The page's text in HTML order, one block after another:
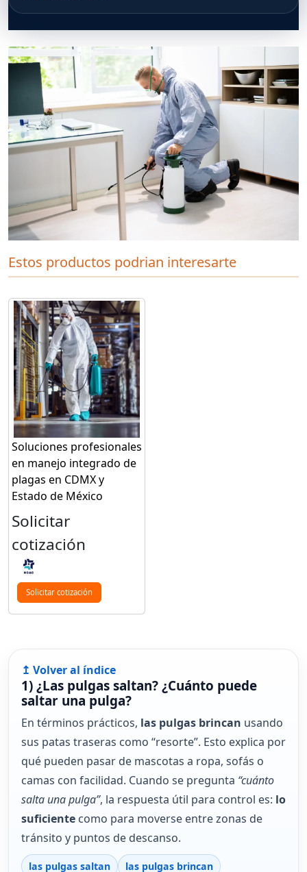
Estos productos podrian interesarte
Soluciones profesionales
en manejo integrado de
plagas en CDMX y
Estado de México
Solicitar
cotización
Solicitar cotización
↥ Volver al índice
1) ¿Las pulgas saltan? ¿Cuánto puede
saltar una pulga?
En términos prácticos, las pulgas brincan usando
sus patas traseras como “resorte”. Esto explica por
qué pueden pasar de mascotas a ropa, sofás o
camas con facilidad. Cuando se pregunta “cuánto
salta una pulga”, la respuesta útil para control es: lo
suficiente como para moverse entre zonas de
tránsito y puntos de descanso.
las pulgas saltan las pulgas brincan